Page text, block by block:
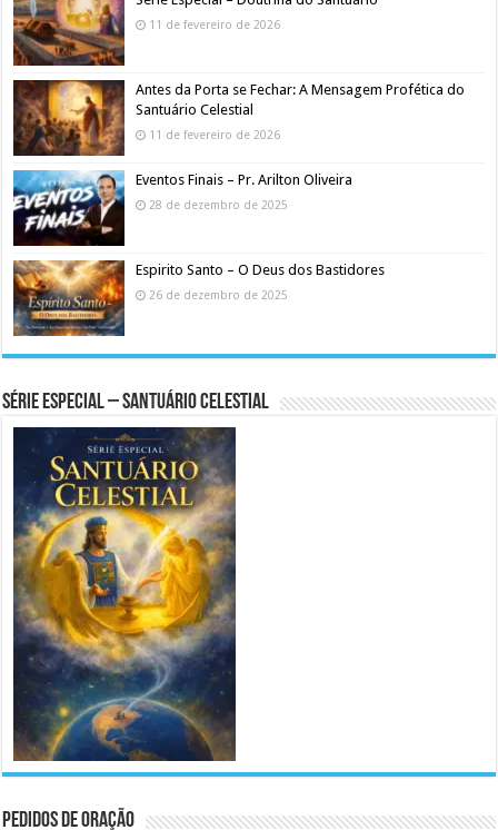
11 de fevereiro de 2026
Antes da Porta se Fechar: A Mensagem Profética do
Santuário Celestial
11 de fevereiro de 2026
Eventos Finais – Pr. Arilton Oliveira
28 de dezembro de 2025
Espirito Santo – O Deus dos Bastidores
26 de dezembro de 2025
Série Especial – Santuário Celestial
Pedidos de Oração